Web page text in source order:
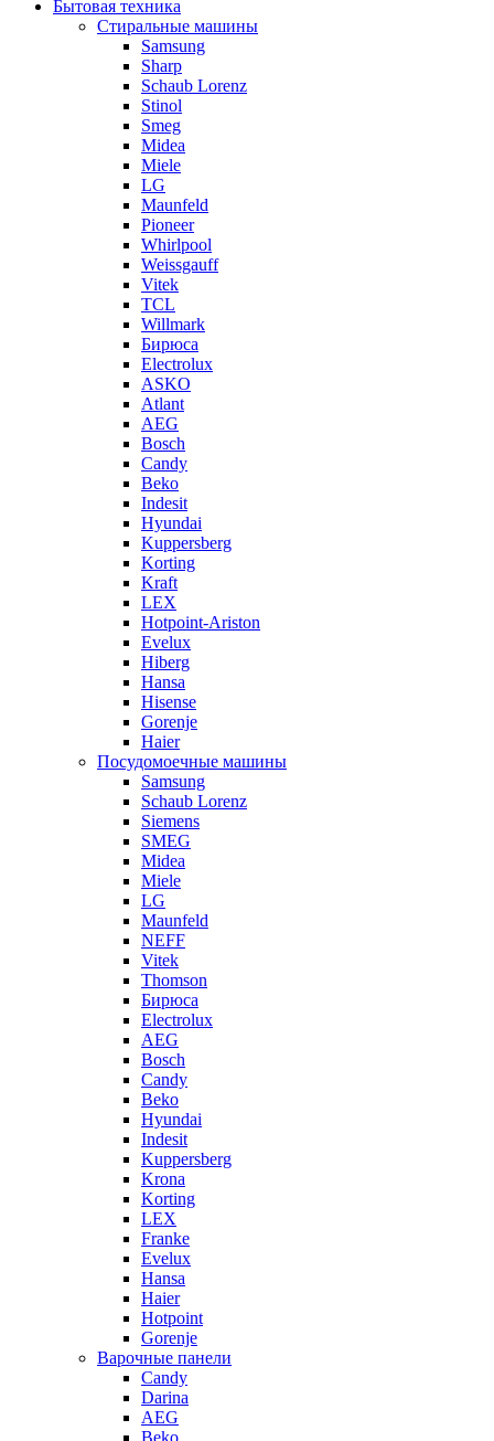
Бытовая техника
Стиральные машины
Samsung
Sharp
Schaub Lorenz
Stinol
Smeg
Midea
Miele
LG
Maunfeld
Pioneer
Whirlpool
Weissgauff
Vitek
TCL
Willmark
Бирюса
Electrolux
ASKO
Atlant
AEG
Bosch
Candy
Beko
Indesit
Hyundai
Kuppersberg
Korting
Kraft
LEX
Hotpoint-Ariston
Evelux
Hiberg
Hansa
Hisense
Gorenje
Haier
Посудомоечные машины
Samsung
Schaub Lorenz
Siemens
SMEG
Midea
Miele
LG
Maunfeld
NEFF
Vitek
Thomson
Бирюса
Electrolux
AEG
Bosch
Candy
Beko
Hyundai
Indesit
Kuppersberg
Krona
Korting
LEX
Franke
Evelux
Hansa
Haier
Hotpoint
Gorenje
Варочные панели
Candy
Darina
AEG